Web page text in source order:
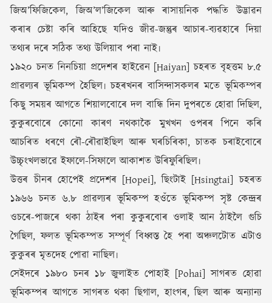
জিঅ’ফিজিকেল, জিঅ’ল’জিকেল আৰু ৰাসায়নিক পদ্ধতি উদ্ভাৱন
কৰাৰ চেষ্টা কৰি আহিছে যদিও জীৱ-জন্তুৰ আচাৰ-ব্যৱহাৰে দিয়া
তথ্যৰ দৰে সঠিক তথ্য উলিয়াব পৰা নাই৷
১৯২০ চনত নিনচিয়া প্ৰদেশৰ হাইৱেন [Haiyan] চহৰত বৃহত্তম ৮.৫
প্ৰাৱল্যৰ ভূমিকম্প হৈছিল৷ চহৰখনৰ বাসিন্দাসকলৰ মতে ভূমিকম্পৰ
কিছু সময়ৰ আগতে শিয়ালবোৰে দল বান্ধি দিন দুপৰতে হোৱা দিছিল,
কুকুৰবোৰে কোনো কাৰণ নথকাকৈ মুখখন ওপৰৰ পিনে কৰি
আচৰিত ধৰণে ৰৌ-ৰৌৱাইছিল আৰু ঘৰচিৰিকা, চাতক চৰাইবোৰে
উচ্চৃংখলভাৱে ইফালে-সিফালে আকাশত উৰিফুৰিছিল৷
উত্তৰ চীনৰ হোপেই প্ৰদেশৰ [Hopei], ছিংটাই [Hsingtai] চহৰত
১৯৬৬ চনত ৬.৮ প্ৰাৱল্যৰ ভূমিকম্প হওঁতে ভূমিকম্প সৃষ্ট কেন্দ্ৰৰ
ওচৰে-পাজৰে থকা ঠাইৰ পৰা কুকুৰবোৰ ওলাই আন ঠাইলৈ গুচি
গৈছিল, ফলত ভূমিকম্পত সম্পূৰ্ণ বিধ্বস্ত হৈ পৰা অঞ্চলটোত এটাও
কুকুৰৰ মৃতদেহ পোৱা নাছিল৷
সেইদৰে ১৯৮০ চনৰ ১৮ জুলাইত পোহাই [Pohai] সাগৰত হোৱা
ভূমিকম্পৰ আগতে সাগৰত থকা ছিগাল, হাংগৰ, ছিল আৰু অন্যান্য